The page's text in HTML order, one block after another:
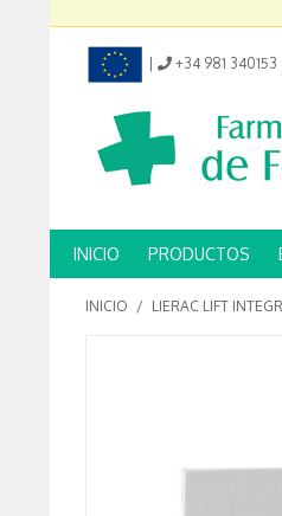
+34 981 340153
INICIO PRODUCTOS
INICIO / LIERAC LIFT